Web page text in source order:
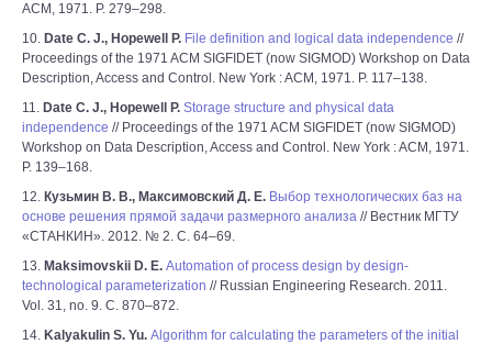
ACM, 1971. P. 279–298.
10. Date C. J., Hopewell P. File definition and logical data independence //
Proceedings of the 1971 ACM SIGFIDET (now SIGMOD) Workshop on Data
Description, Access and Control. New York : ACM, 1971. P. 117–138.
11. Date C. J., Hopewell P. Storage structure and physical data
independence // Proceedings of the 1971 ACM SIGFIDET (now SIGMOD)
Workshop on Data Description, Access and Control. New York : ACM, 1971.
P. 139–168.
12. Кузьмин В. В., Максимовский Д. Е. Выбор технологических баз на
основе решения прямой задачи размерного анализа // Вестник МГТУ
«СТАНКИН». 2012. № 2. С. 64–69.
13. Maksimovskii D. E. Automation of process design by design-
technological parameterization // Russian Engineering Research. 2011.
Vol. 31, no. 9. С. 870–872.
14. Kalyakulin S. Yu. Algorithm for calculating the parameters of the initial